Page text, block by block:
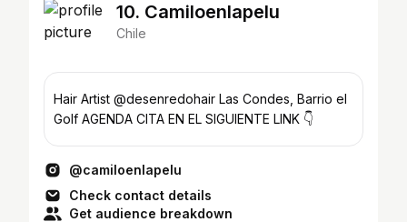
10. Camiloenlapelu
Chile
Hair Artist @desenredohair Las Condes, Barrio el
Golf AGENDA CITA EN EL SIGUIENTE LINK 👇
@camiloenlapelu
Check contact details
Get audience breakdown